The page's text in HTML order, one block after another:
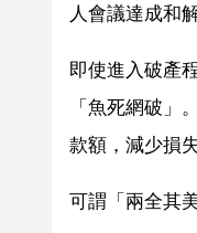
人會議達成和
即使進入破產
「魚死網破
款額，減少損失
可謂「兩全其美